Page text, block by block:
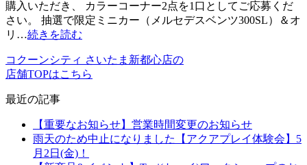
購入いただき、 カラーコーナー2点を1口としてご応募くだ
さい。 抽選で限定ミニカー（メルセデスベンツ300SL）＆オ
リ…続きを読む
コクーンシティ さいたま新都心店の
店舗TOPはこちら
最近の記事
【重要なお知らせ】営業時間変更のお知らせ
雨天のため中止になりました【アクアプレイ体験会】5
月2日(金)！